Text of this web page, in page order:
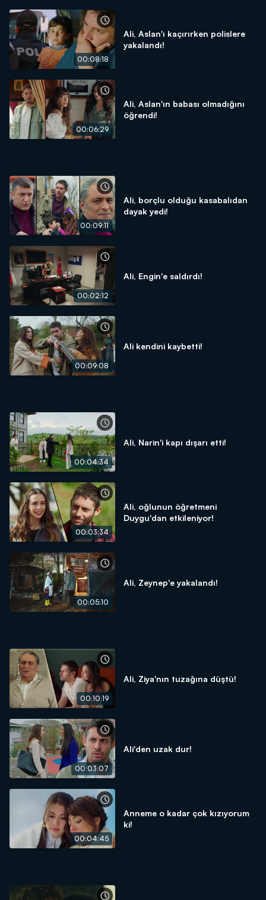
00:08:18
Ali, Aslan'ı kaçırırken polislere
yakalandı!
00:06:29
Ali, Aslan'ın babası olmadığını
öğrendi!
00:09:11
Ali, borçlu olduğu kasabalıdan
dayak yedi!
00:02:12
Ali, Engin'e saldırdı!
00:09:08
Ali kendini kaybetti!
00:04:34
Ali, Narin'i kapı dışarı etti!
00:03:34
Ali, oğlunun öğretmeni
Duygu'dan etkileniyor!
00:05:10
Ali, Zeynep'e yakalandı!
00:10:19
Ali, Ziya'nın tuzağına düştü!
00:03:07
Ali'den uzak dur!
00:04:45
Anneme o kadar çok kızıyorum
ki!